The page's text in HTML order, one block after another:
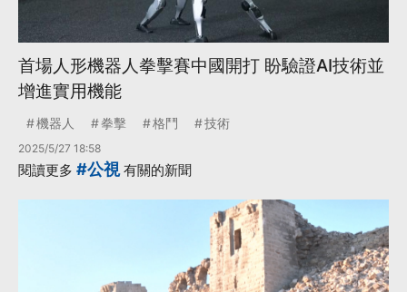
首場人形機器人拳擊賽中國開打 盼驗證AI技術並
增進實用機能
機器人 拳擊 格鬥 技術
2025/5/27 18:58
閱讀更多 #公視有關的新聞